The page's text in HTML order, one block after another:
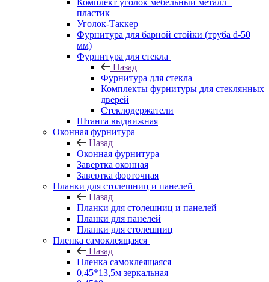
Комплект уголок мебельный металл+
пластик
Уголок-Таккер
Фурнитура для барной стойки (труба d-50
мм)
Фурнитура для стекла
Назад
Фурнитура для стекла
Комплекты фурнитуры для стеклянных
дверей
Стеклодержатели
Штанга выдвижная
Оконная фурнитура
Назад
Оконная фурнитура
Завертка оконная
Завертка форточная
Планки для столешниц и панелей
Назад
Планки для столешниц и панелей
Планки для панелей
Планки для столешниц
Пленка самоклеящаяся
Назад
Пленка самоклеящаяся
0,45*13,5м зеркальная